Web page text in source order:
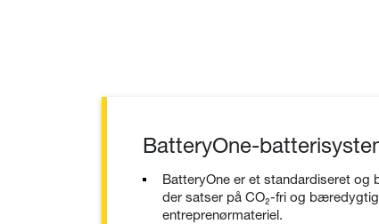
BatteryOne-
BatteryOne er et standardiseret og
der satser på CO₂-fri og
entreprenørmateriel.